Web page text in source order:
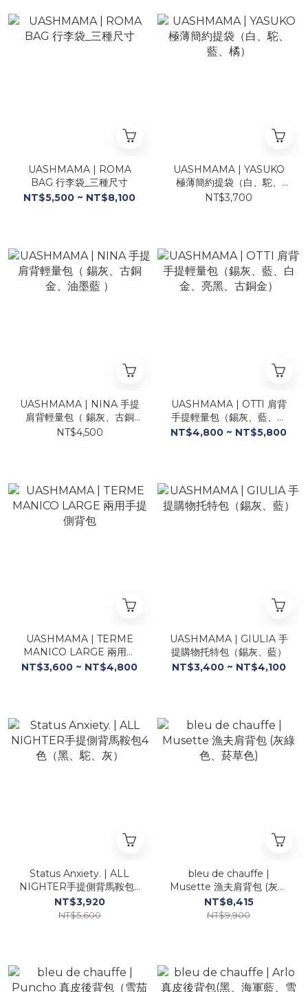
UASHMAMA | ROMA
BAG 行李袋_三種尺寸
NT$5,500 ~ NT$8,100
UASHMAMA | YASUKO
極薄簡約提袋（白、駝、
藍、橘）
NT$3,700
UASHMAMA | NINA 手提
肩背輕量包（ 錫灰、古銅
金、油墨藍 ）
NT$4,500
UASHMAMA | OTTI 肩背
手提輕量包（錫灰、藍、白
金、亮黑、古銅金）
NT$4,800 ~ NT$5,800
UASHMAMA | TERME
MANICO LARGE 兩用手
提側背包
NT$3,600 ~ NT$4,800
UASHMAMA | GIULIA 手
提購物托特包（錫灰、藍）
NT$3,400 ~ NT$4,100
Status Anxiety. | ALL
NIGHTER手提側背馬鞍包4
色（黑、駝、灰）
NT$3,920
NT$5,600
bleu de chauffe |
Musette 漁夫肩背包 (灰綠
色、菸草色)
NT$8,415
NT$9,900